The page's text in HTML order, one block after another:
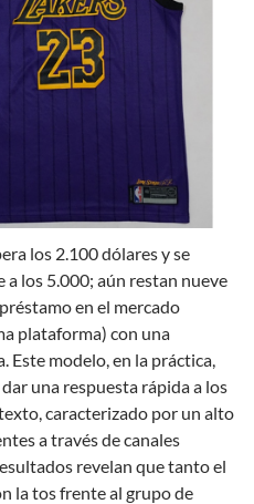
los 2.100 dólares y se
a los 5.000; aún restan nueve
en el mercado
plataforma) con una
Este modelo, en la práctica,
una respuesta rápida a los
caracterizado por un alto
a través de canales
revelan que tanto el
la tos frente al grupo de